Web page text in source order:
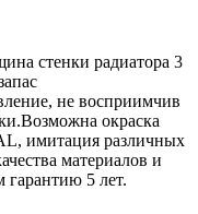
стенки радиатора 3
не восприимчив
окраска
имитация различных
материалов и
гарантию 5 лет.